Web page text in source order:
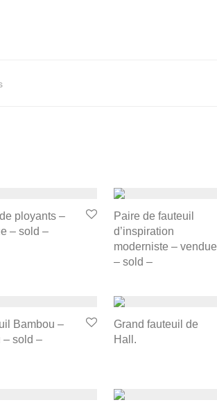
ployants –
– sold –
Paire de fauteuil
d’inspiration
moderniste – vendue
– sold –
Bambou –
– sold –
Grand fauteuil de
Hall.